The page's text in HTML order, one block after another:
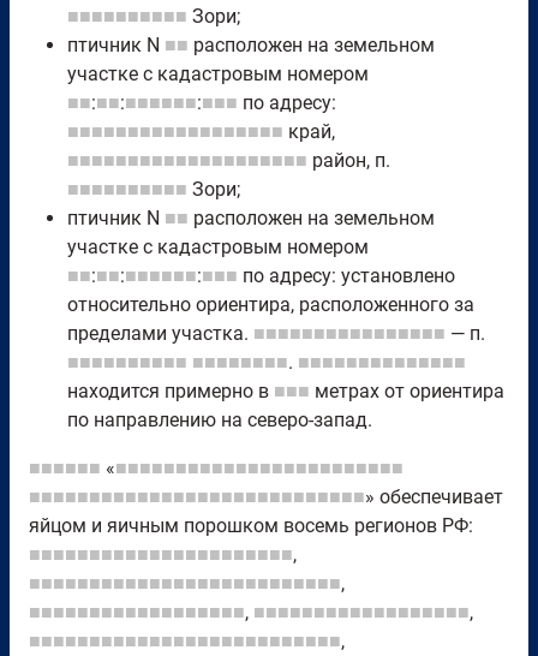
■■■■■■■■■■ Зори;
птичник N ■■ расположен на земельном
участке с кадастровым номером
■■:■■:■■■■■■:■■■ по адресу:
■■■■■■■■■■■■■■■■■■ край,
■■■■■■■■■■■■■■■■■■■■ район, п.
■■■■■■■■■■ Зори;
птичник N ■■ расположен на земельном
участке с кадастровым номером
■■:■■:■■■■■■:■■■ по адресу: установлено
относительно ориентира, расположенного за
пределами участка. ■■■■■■■■■■■■■■■■ — п.
■■■■■■■■■■ ■■■■■■■■. ■■■■■■■■■■■■■■
находится примерно в ■■■ метрах от ориентира
по направлению на северо-запад.
■■■■■■ «■■■■■■■■■■■■■■■■■■■■■■■■
■■■■■■■■■■■■■■■■■■■■■■■■■■■■» обеспечивает
яйцом и яичным порошком восемь регионов РФ:
■■■■■■■■■■■■■■■■■■■■■■,
■■■■■■■■■■■■■■■■■■■■■■■■■■,
■■■■■■■■■■■■■■■■■■, ■■■■■■■■■■■■■■■■■■,
■■■■■■■■■■■■■■■■■■■■■■■■■■,